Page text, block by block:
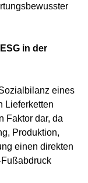
in der
eines
Lieferketten
Faktor dar, da
Produktion,
einen direkten
Fußabdruck